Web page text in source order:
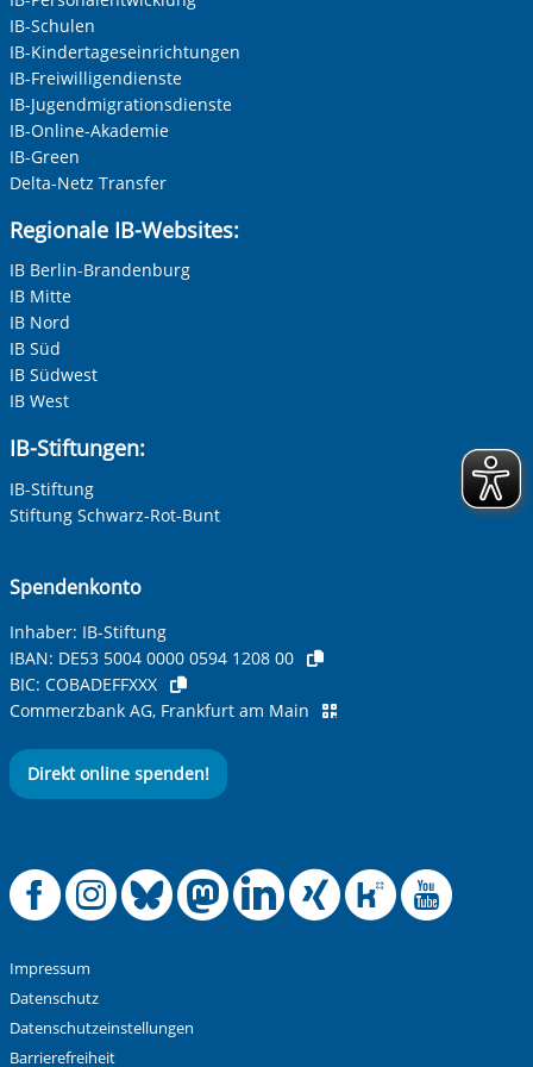
Unternehmen
Nachname, Vorname*
Ihre E-Mail-Adresse
Ihre Telefonnummer
Betreff ihrer Anfrage
Ihre Nachricht
Anti-Roboter-Verifizierung
Alle Informationen zum Schutz der Daten sind sind in
unserer Datenschutzerklärung aufrufbar.
Videos abspielen. Bei der Wiedergabe erhalten YouTube
und Google Daten (z.B. Ihre IP-Adresse) und verarbeiten
diese auch zu eigenen Zwecken. Dabei kann eine
Datenübertragung in die USA, wo kein gleichwertiges
Datenschutzniveau gewährleistet ist, nicht ausgeschlossen
werden. Alle Informationen zum Schutz Ihrer Daten finden
Sie in unserer Datenschutzerklärung. Ihre Einwilligung
können Sie in unseren Datenschutzeinstellungen jederzeit
IB-Schulen
IB-Kindertageseinrichtungen
IB-Freiwilligendienste
IB-Jugendmigrationsdienste
IB-Online-Akademie
IB-Green
Delta-Netz Transfer
Regionale IB-Websites:
IB Berlin-Brandenburg
IB Mitte
IB Nord
IB Süd
IB Südwest
IB West
IB-Stiftungen:
IB-Stiftung
Stiftung Schwarz-Rot-Bunt
Spendenkonto
Inhaber: IB-Stiftung
IBAN: DE53 5004 0000 0594 1208 00
BIC: COBADEFFXXX
Commerzbank AG, Frankfurt am Main
Direkt online spenden!
Offizielle
Offizielle
Offizielle
Offizielle
Offizielle
Impressum
Datenschutz
Datenschutzeinstellungen
Barrierefreiheit